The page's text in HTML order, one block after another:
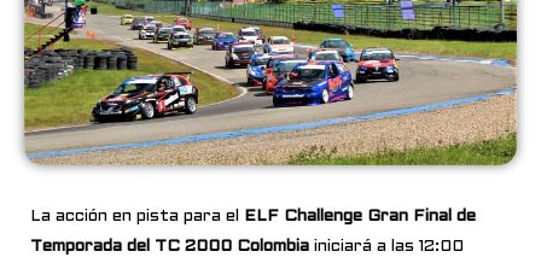
La acción en pista para el
ELF Challenge Gran Final de
Temporada del TC 2000 Colombia iniciará a las 12:00